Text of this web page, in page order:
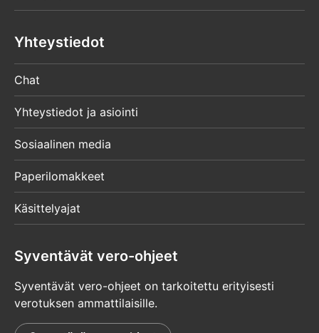
Yhteystiedot
Chat
Yhteystiedot ja asiointi
Sosiaalinen media
Paperilomakkeet
Käsittelyajat
Syventävät vero-ohjeet
Syventävät vero-ohjeet on tarkoitettu erityisesti
verotuksen ammattilaisille.